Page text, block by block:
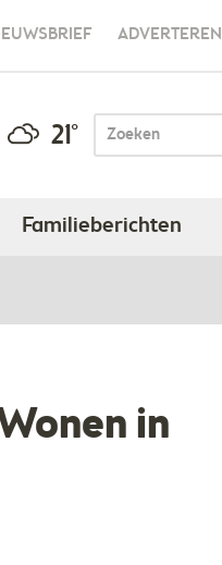
ADVERTEREN
21°
Familieberichten
in